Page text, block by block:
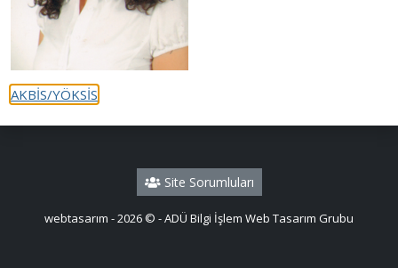
AKBİS/YÖKSİS
Site Sorumluları
webtasarım - 2026 © - ADÜ Bilgi İşlem Web Tasarım Grubu